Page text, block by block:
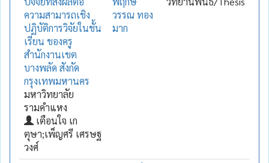
ความสามารถเชิง
ปฏิบัติการวิจัยในชั้น
เรียน ของครู
สำนักงานเขต
บางพลัด สังกัด
กรุงเทพมหานคร
มหาวิทยาลัย
รามคำแหง
เตือนใจ เก
ตุษา;เพ็ญศรี เศรษฐ
วงศ์
วรรณ ทอง
มาก